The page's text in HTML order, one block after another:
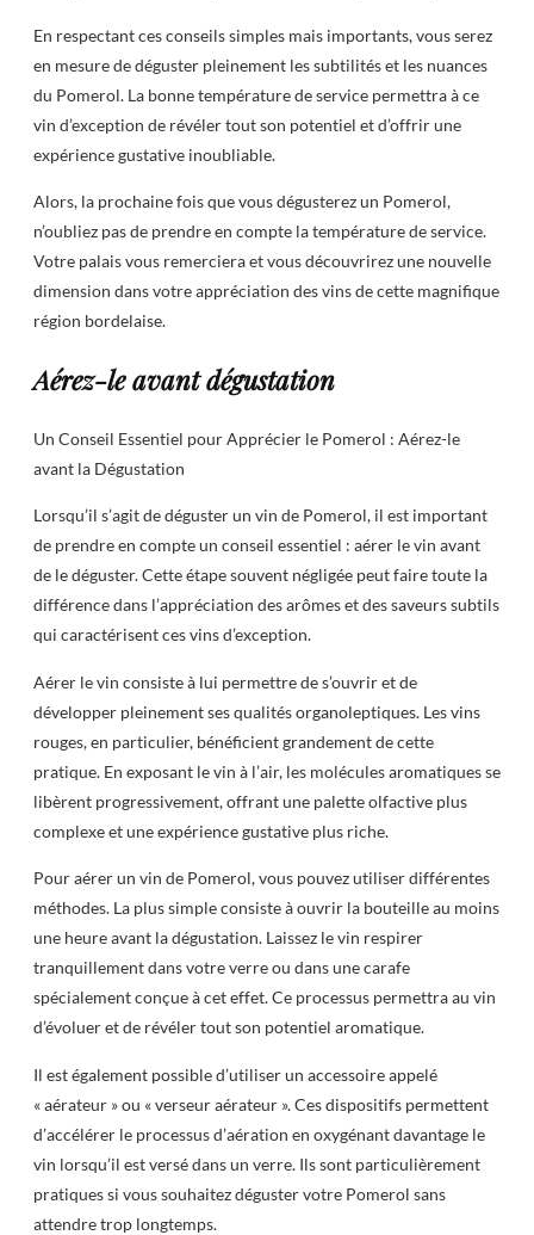
En respectant ces conseils simples mais importants, vous serez
en mesure de déguster pleinement les subtilités et les nuances
du Pomerol. La bonne température de service permettra à ce
vin d’exception de révéler tout son potentiel et d’offrir une
expérience gustative inoubliable.
Alors, la prochaine fois que vous dégusterez un Pomerol,
n’oubliez pas de prendre en compte la température de service.
Votre palais vous remerciera et vous découvrirez une nouvelle
dimension dans votre appréciation des vins de cette magnifique
région bordelaise.
Aérez-le avant dégustation
Un Conseil Essentiel pour Apprécier le Pomerol : Aérez-le
avant la Dégustation
Lorsqu’il s’agit de déguster un vin de Pomerol, il est important
de prendre en compte un conseil essentiel : aérer le vin avant
de le déguster. Cette étape souvent négligée peut faire toute la
différence dans l’appréciation des arômes et des saveurs subtils
qui caractérisent ces vins d’exception.
Aérer le vin consiste à lui permettre de s’ouvrir et de
développer pleinement ses qualités organoleptiques. Les vins
rouges, en particulier, bénéficient grandement de cette
pratique. En exposant le vin à l’air, les molécules aromatiques se
libèrent progressivement, offrant une palette olfactive plus
complexe et une expérience gustative plus riche.
Pour aérer un vin de Pomerol, vous pouvez utiliser différentes
méthodes. La plus simple consiste à ouvrir la bouteille au moins
une heure avant la dégustation. Laissez le vin respirer
tranquillement dans votre verre ou dans une carafe
spécialement conçue à cet effet. Ce processus permettra au vin
d’évoluer et de révéler tout son potentiel aromatique.
Il est également possible d’utiliser un accessoire appelé
« aérateur » ou « verseur aérateur ». Ces dispositifs permettent
d’accélérer le processus d’aération en oxygénant davantage le
vin lorsqu’il est versé dans un verre. Ils sont particulièrement
pratiques si vous souhaitez déguster votre Pomerol sans
attendre trop longtemps.